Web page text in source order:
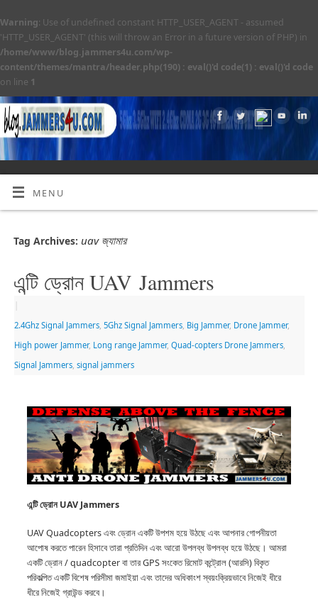
Warning: Use of undefined constant HTTP_USER_AGENT - assumed
'HTTP_USER_AGENT' (this will throw an Error in a future version of PHP) in
/home/www/blog.jammers4u.com/wp-
content/themes/mantra/header.php(190) : eval()'d code(1) : eval()'d code
on line 1
MENU
Tag Archives: uav জ্যামার
এন্টি ড্রোন UAV Jammers
2.4Ghz Signal Jammers, 5Ghz Signal Jammers, Big Jammer, Drone Jammer,
High power Jammer, Long range Jammer, Quad-copters Drone Jammers,
Signal Jammers, signal jammers
এন্টি ড্রোন UAVJammers
UAV Quadcopters এবং ড্রোন একটি উপশম হয়ে উঠছে এবং আপনার গোপনীয়তা
আপোষ করতে পারেন হিসাবে তারা প্রতিদিন এবং আরো উপলব্ধ উপলব্ধ হয়ে উঠছে। আমরা
একটি ড্রোন / quadcopter বা তার GPS সংকেত রিমোট কন্ট্রোল (আরসি) বিকৃত
পরিকল্পিত একটি বিশেষ পরিসীমা জমাইয়া এবং তাদের অধিকাংশ স্বয়ংক্রিয়ভাবে নিজেই ধীরে
ধীরে নিজেই গ্রাউন্ড করবে।